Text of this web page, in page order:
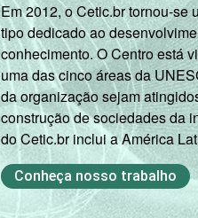
Em 2012, o Cetic.br tornou-se
tipo dedicado ao
conhecimento. O Centro está
uma das cinco áreas da
da organização sejam
construção de sociedades da
do Cetic.br inclui a América
Conheça nosso trabalho